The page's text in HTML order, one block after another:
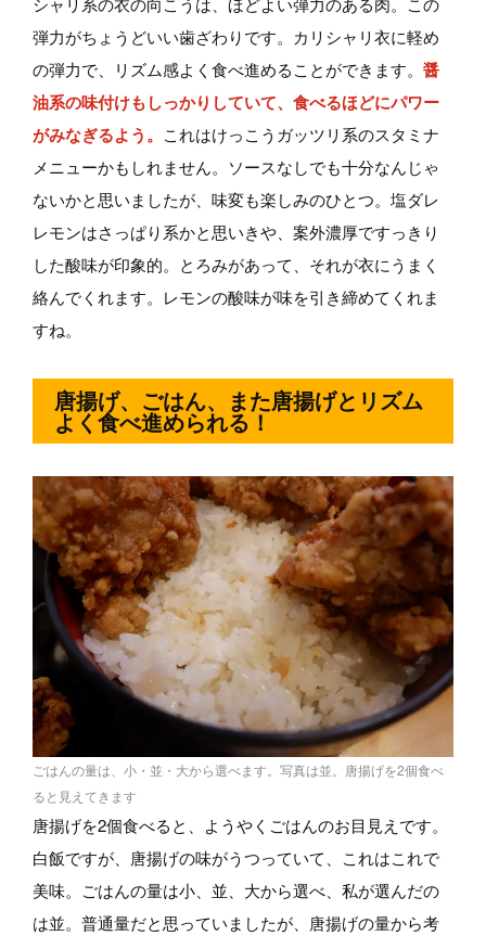
弾力がちょうどいい歯ざわりです。カリシャリ衣に軽め
の弾力で、リズム感よく食べ進めることができます。 醤
油系の味付けもしっかりしていて、食べるほどにパワー
がみなぎるよう。 これはけっこうガッツリ系のスタミナ
メニューかもしれません。ソースなしでも十分なんじゃ
ないかと思いましたが、味変も楽しみのひとつ。塩ダレ
レモンはさっぱり系かと思いきや、案外濃厚ですっきり
した酸味が印象的。とろみがあって、それが衣にうまく
絡んでくれます。レモンの酸味が味を引き締めてくれま
すね。
唐揚げ、ごはん、また唐揚げとリズム
よく食べ進められる！
ごはんの量は、小・並・大から選べます。写真は並。唐揚げを2個食べ
ると見えてきます
唐揚げを2個食べると、ようやくごはんのお目見えです。
白飯ですが、唐揚げの味がうつっていて、これはこれで
美味。ごはんの量は小、並、大から選べ、私が選んだの
は並。普通量だと思っていましたが、唐揚げの量から考